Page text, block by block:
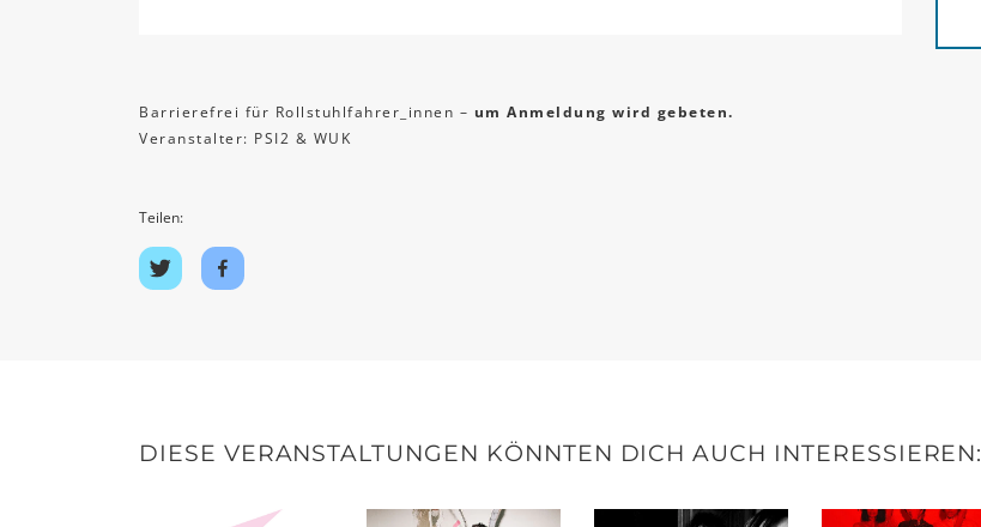
Barrierefrei für Rollstuhlfahrer_innen – um Anmeldung wird gebeten.
Veranstalter: PSI2 & WUK
Teilen:
Auf
Twitter
Auf
Facebook
DIESE VERANSTALTUNGEN KÖNNTEN DICH AUCH INTERESSIEREN: